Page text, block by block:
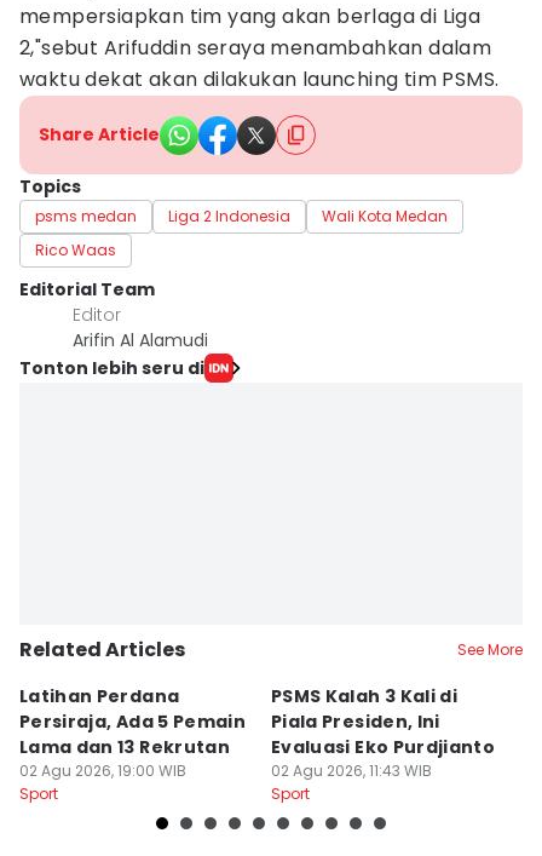
mempersiapkan tim yang akan berlaga di Liga
2,"sebut Arifuddin seraya menambahkan dalam
waktu dekat akan dilakukan launching tim PSMS.
Share Article
Topics
psms medan Liga 2 Indonesia
Wali Kota Medan
Rico Waas
Editorial Team
Editor
Arifin Al Alamudi
Tonton lebih seru di
Related Articles See More
Latihan Perdana
Persiraja, Ada 5 Pemain
Lama dan 13 Rekrutan
02 Agu 2026, 19:00 WIB
Sport
PSMS Kalah 3 Kali di
Piala Presiden, Ini
Evaluasi Eko Purdjianto
02 Agu 2026, 11:43 WIB
Sport